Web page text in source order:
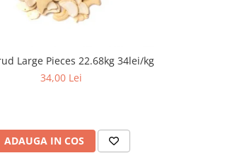
Large Pieces 22.68kg 34lei/kg
34,00 Lei
ADAUGA IN COS